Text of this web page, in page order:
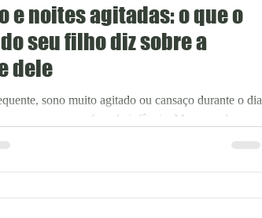
e noites agitadas: o que o
seu filho diz sobre a
dele
sono muito agitado ou cansaço durante o dia
apenas uma fase da infância. Mas, em alguns
caracterizado por pausas na respiração